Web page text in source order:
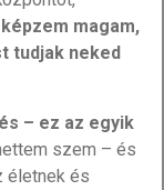
magam,
tudjak neked
– ez az egyik
szem – és
életnek és